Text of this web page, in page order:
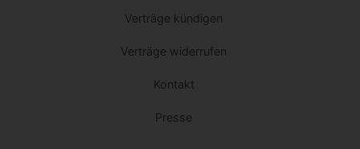
Verträge kündigen
Verträge widerrufen
Kontakt
Presse